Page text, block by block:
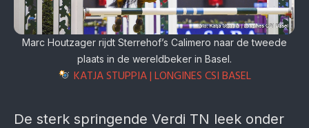
Marc Houtzager rijdt Sterrehof’s Calimero naar de tweede
plaats in de wereldbeker in Basel.
KATJA STUPPIA | LONGINES CSI BASEL
De sterk springende Verdi TN leek onder